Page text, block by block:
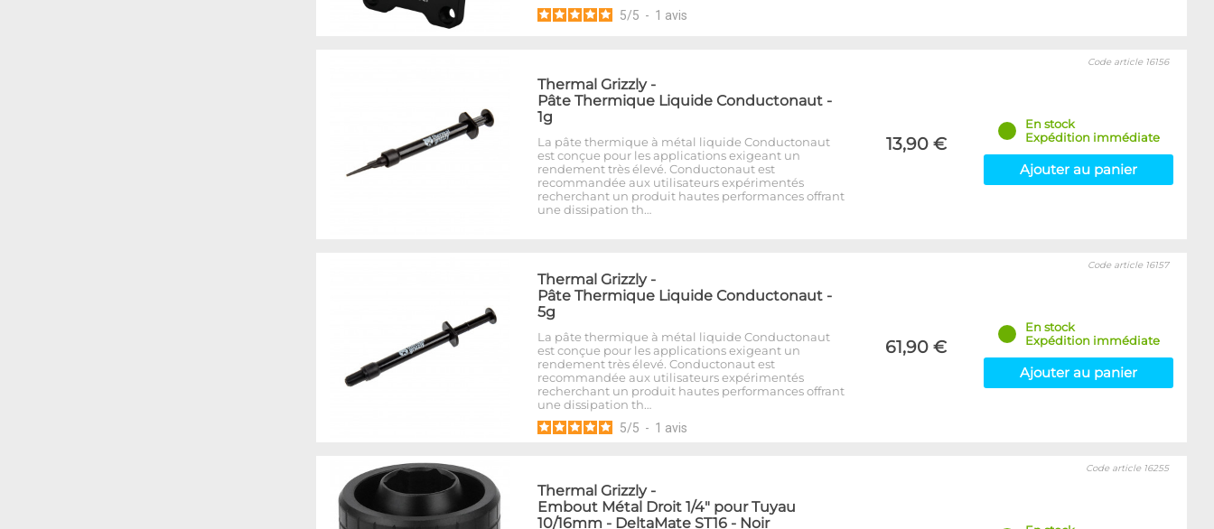
5/5 - 1 avis
Thermal Grizzly-
Pâte Thermique Liquide Conductonaut -
1g
La pâte thermique à métal liquide Conductonaut
est conçue pour les applications exigeant un
rendement très élevé. Conductonaut est
recommandée aux utilisateurs expérimentés
recherchant un produit hautes performances offrant
une dissipation th…
13,90 €
Code article 16156
En stock
Expédition immédiate
Ajouter au panier
Thermal Grizzly-
Pâte Thermique Liquide Conductonaut -
5g
La pâte thermique à métal liquide Conductonaut
est conçue pour les applications exigeant un
rendement très élevé. Conductonaut est
recommandée aux utilisateurs expérimentés
recherchant un produit hautes performances offrant
une dissipation th…
5/5 - 1 avis
61,90 €
Code article 16157
En stock
Expédition immédiate
Ajouter au panier
Thermal Grizzly-
Embout Métal Droit 1/4" pour Tuyau
10/16mm - DeltaMate ST16 - Noir
Code article 16255